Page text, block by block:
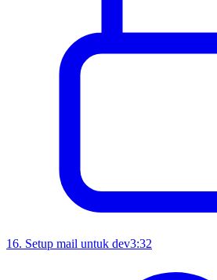
16. Setup mail untuk dev3:32